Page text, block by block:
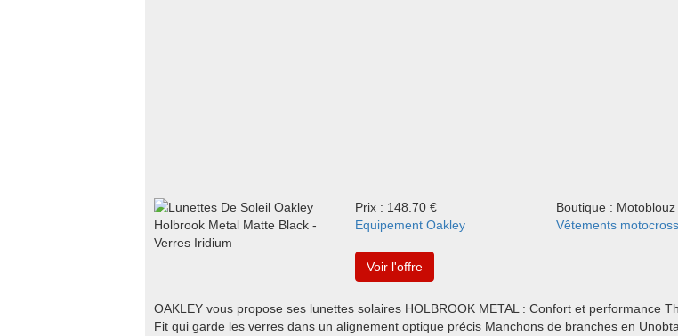
Prix : 148.70 €
Boutique : Motoblouz
Equipement Oakley
Vêtements
Voir l'offre
OAKLEY vous propose ses lunettes solaires HOLBROOK METAL : Confort et performance
Fit qui garde les verres dans un alignement optique précis Manchons de branches en